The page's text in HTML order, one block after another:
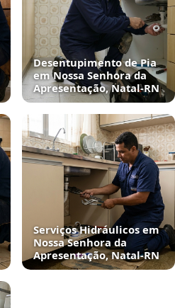
Desentupimento de Pia
em Nossa Senhora da
Apresentação, Natal‑RN
Serviços Hidráulicos em
Nossa Senhora da
Apresentação, Natal‑RN